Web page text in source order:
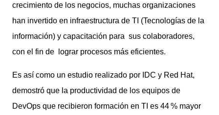
crecimiento de los negocios, muchas organizaciones
han invertido en infraestructura de TI (Tecnologías de la
información) y capacitación para sus colaboradores,
con el fin de lograr procesos más eficientes.
Es así como un estudio realizado por IDC y Red Hat,
demostró que la productividad de los equipos de
DevOps que recibieron formación en TI es 44 % mayor